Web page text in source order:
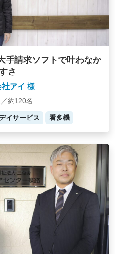
手請求ソフトで叶わなか
さ
社アイ 様
約120名
イサービス 看多機